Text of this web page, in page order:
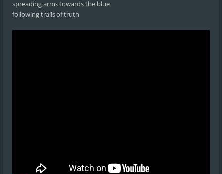
spreading arms towards the blue
following trails of truth